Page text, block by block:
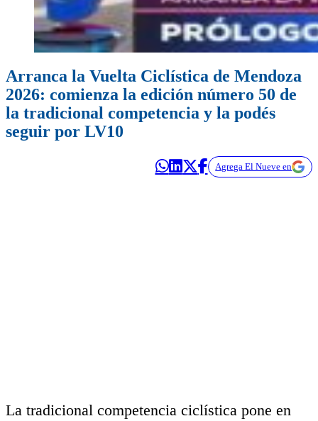
Arranca la Vuelta Ciclística de Mendoza
2026: comienza la edición número 50 de
la tradicional competencia y la podés
seguir por LV10
Agrega El Nueve en
La tradicional competencia ciclística pone en